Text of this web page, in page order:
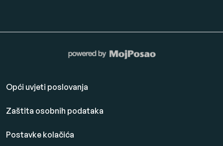
Opći uvjeti poslovanja
Zaštita osobnih podataka
Postavke kolačića